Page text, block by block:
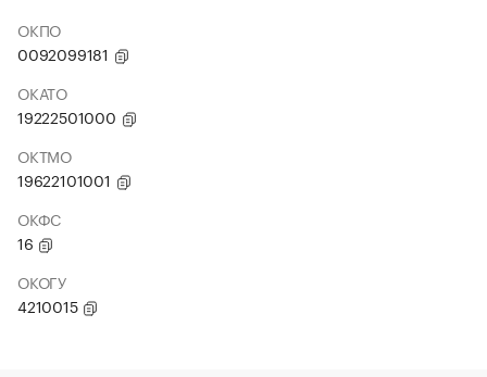
ОКПО
0092099181
ОКАТО
19222501000
ОКТМО
19622101001
ОКФС
16
ОКОГУ
4210015